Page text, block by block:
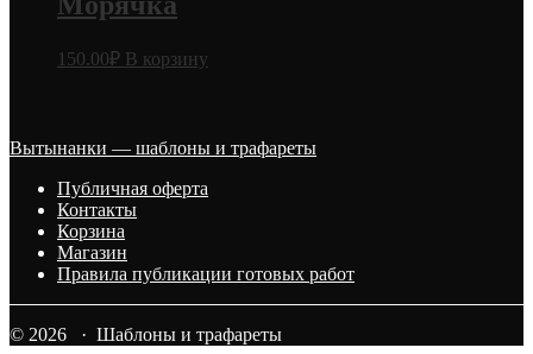
150.00₽ В корзину
Вытынанки — шаблоны и трафареты
Публичная оферта
Контакты
Корзина
Магазин
Правила публикации готовых работ
© 2026 · Шаблоны и трафареты